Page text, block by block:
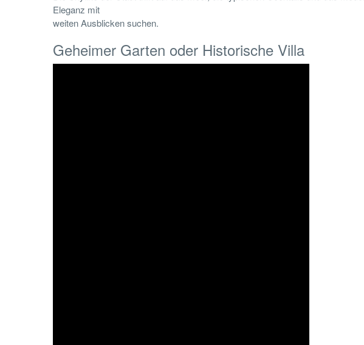
Eleganz mit
weiten Ausblicken suchen.
Geheimer Garten oder Historische Villa